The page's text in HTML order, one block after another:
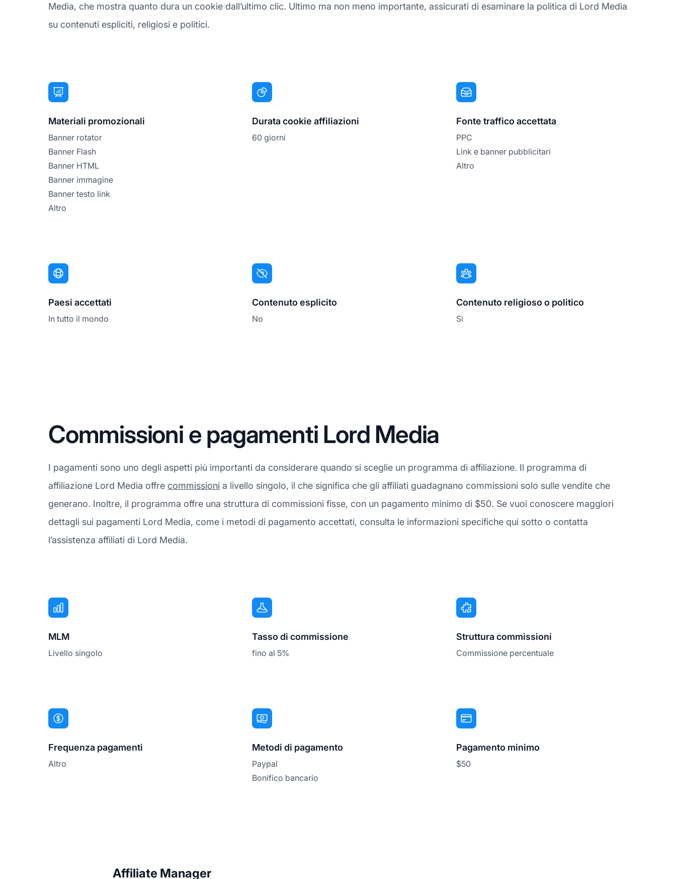
Media, che mostra quanto dura un cookie dall’ultimo clic. Ultimo ma non meno importante, assicurati di esaminare la politica di Lord Media
su contenuti espliciti, religiosi e politici.
Materiali promozionali
Banner rotator
Banner Flash
Banner HTML
Banner immagine
Banner testo link
Altro
Durata cookie affiliazioni
60 giorni
Fonte traffico accettata
PPC
Link e banner pubblicitari
Altro
Paesi accettati
In tutto il mondo
Contenuto esplicito
No
Contenuto religioso o politico
Sì
Commissioni e pagamenti Lord Media
I pagamenti sono uno degli aspetti più importanti da considerare quando si sceglie un programma di affiliazione. Il programma di
affiliazione Lord Media offre commissioni a livello singolo, il che significa che gli affiliati guadagnano commissioni solo sulle vendite che
generano. Inoltre, il programma offre una struttura di commissioni fisse, con un pagamento minimo di $50. Se vuoi conoscere maggiori
dettagli sui pagamenti Lord Media, come i metodi di pagamento accettati, consulta le informazioni specifiche qui sotto o contatta
l’assistenza affiliati di Lord Media.
MLM
Livello singolo
Tasso di commissione
fino al 5%
Struttura commissioni
Commissione percentuale
Frequenza pagamenti
Altro
Metodi di pagamento
Paypal
Bonifico bancario
Pagamento minimo
$50
Affiliate Manager